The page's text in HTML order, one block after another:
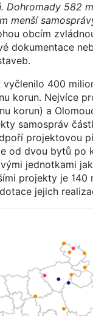
Dohromady 582
menší
obcím
dokumentace
400
korun. Nejvíce
korun) a
samospráv
projektovou
od dvou bytů
jednotkami
projekty je
jejich